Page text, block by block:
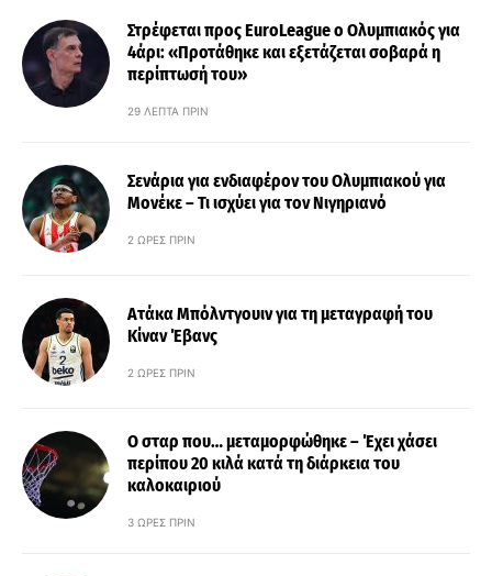
Στρέφεται προς EuroLeague ο Ολυμπιακός για
4άρι: «Προτάθηκε και εξετάζεται σοβαρά η
περίπτωσή του»
29 ΛΕΠΤΆ ΠΡΙΝ
Σενάρια για ενδιαφέρον του Ολυμπιακού για
Μονέκε – Τι ισχύει για τον Νιγηριανό
2 ΏΡΕΣ ΠΡΙΝ
Ατάκα Μπόλντγουιν για τη μεταγραφή του
Κίναν Έβανς
2 ΏΡΕΣ ΠΡΙΝ
Ο σταρ που… μεταμορφώθηκε – Έχει χάσει
περίπου 20 κιλά κατά τη διάρκεια του
καλοκαιριού
3 ΏΡΕΣ ΠΡΙΝ